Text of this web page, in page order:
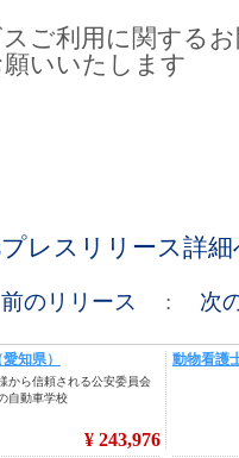
ご利用に関する
いいたします
プレスリリース詳
前のリリース : 次